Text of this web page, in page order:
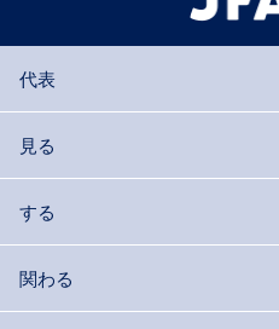
代表
見る
する
関わる